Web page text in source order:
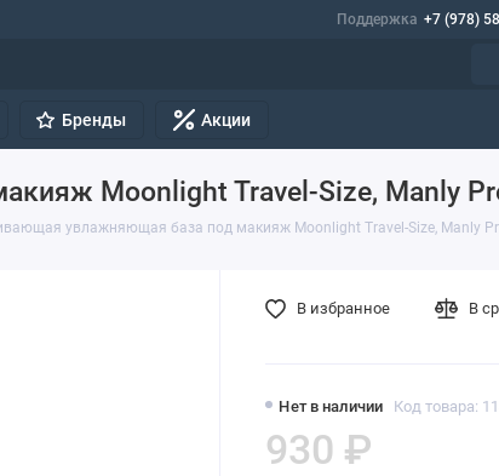
Поддержка +7 (978)
Бренды Акции
Moonlight Travel-Size, Manly
увлажняющая база под макияж Moonlight Travel-Size, Manly
Нет в наличии Код товара:
930 ₽
В избранное В